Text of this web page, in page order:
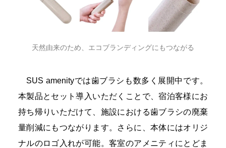
天然由来のため、エコブランディングにもつながる
SUS amenityでは歯ブラシも数多く展開中です。
本製品とセット導入いただくことで、宿泊客様にお
持ち帰りいただけて、施設における歯ブラシの廃棄
量削減にもつながります。さらに、本体にはオリジ
ナルのロゴ入れが可能。客室のアメニティにとどま